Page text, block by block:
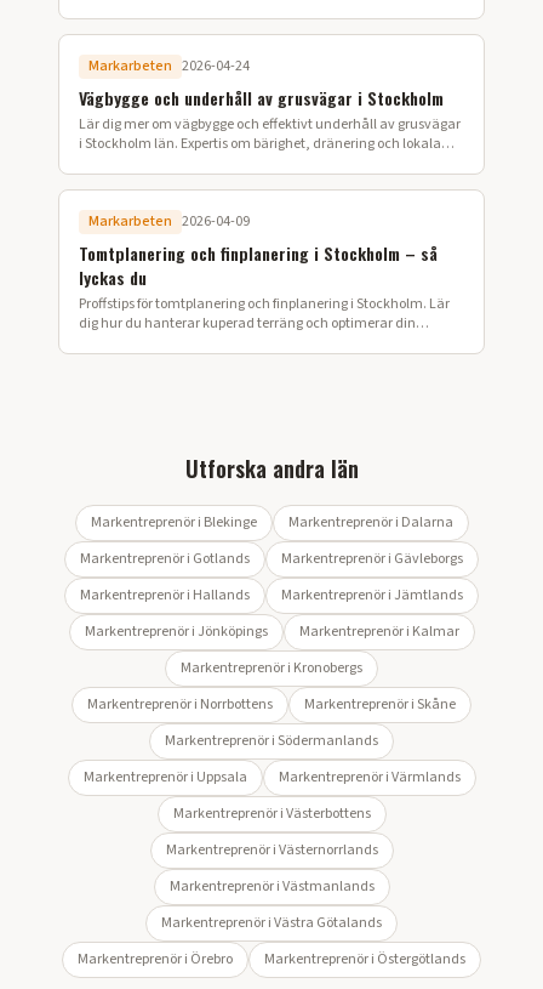
Markarbeten 2026-04-24
Vägbygge och underhåll av grusvägar i Stockholm
Lär dig mer om vägbygge och effektivt underhåll av grusvägar
i Stockholm län. Expertis om bärighet, dränering och lokala
Markarbeten 2026-04-09
Tomtplanering och finplanering i Stockholm – så
lyckas du
Proffstips för tomtplanering och finplanering i Stockholm. Lär
dig hur du hanterar kuperad terräng och optimerar din
Utforska andra län
Markentreprenör i Blekinge Markentreprenör i Dalarna
Markentreprenör i Gotlands Markentreprenör i Gävleborgs
Markentreprenör i Hallands Markentreprenör i Jämtlands
Markentreprenör i Jönköpings Markentreprenör i Kalmar
Markentreprenör i Kronobergs
Markentreprenör i Norrbottens Markentreprenör iSkåne
Markentreprenör iSödermanlands
Markentreprenör i Uppsala Markentreprenör iVärmlands
Markentreprenör iVästerbottens
Markentreprenör iVästernorrlands
Markentreprenör iVästmanlands
Markentreprenör iVästra Götalands
Markentreprenör i Örebro Markentreprenör i Östergötlands